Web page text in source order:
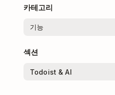
카테고리
섹션